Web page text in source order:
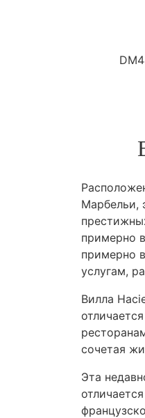
Марбельи,
примерно
примерно
услугам,
Вилла
сочетая
Эта